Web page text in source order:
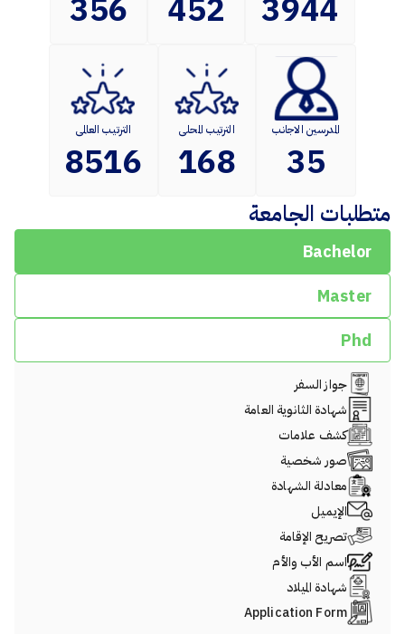
3944
452
356
المدرسين الاجانب
35
الترتيب المحلى
168
الترتيب العالمى
8516
متطلبات الجامعة
Bachelor
Master
Phd
جواز السفر
شهادة الثانوية العامة
كشف علامات
صور شخصية
معادلة الشهادة
الإيميل
تصريح الإقامة
اسم الأب والأم
شهادة الميلاد
Application Form